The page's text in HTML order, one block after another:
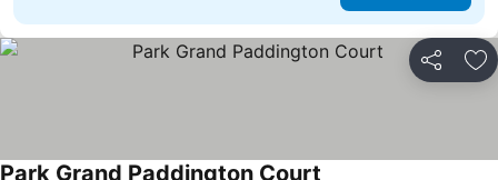
Partilhar
Park Grand Paddington Court